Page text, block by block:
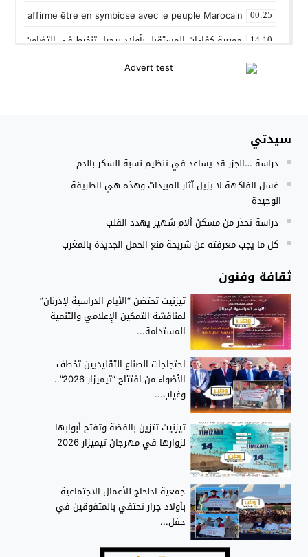
00:25
affirme être en symbiose avec le peuple Marocain
14:10 جمعية كفاءات المستقبل بأولاد برحيل تنخرط في التضامن
12:01 المنتخب المغربي داخل القاعة يتأهل الى نصف نهائي كأس
22:08
15:54 مجلس الحكومة يصادق على مشروع مرسوم مدونة التغطية
سيدتي
دراسة …الجزر قد يساعد في تنظيم نسبة السكر بالدم
غسل الفاكهة لا يزيل آثار المبيدات وهذه هي الطريقة
الوحيدة
دراسة تحذر من مسكن آلام شهير يهدد القلب
كل ما يجب معرفته عن شريحة منع الحمل الجديدة بالمغرب
ثقافة وفنون
تيزنيت تحتضن “الأيام الدراسية لإدرنان”
لمناقشة التمكين الإعلامي والتنمية
المستدامة...
احتجاجات الصناع التقليديين تخطف
الأضواء من افتتاح “تيميزار 2026”..
وغياب...
تيزنيت تتزين بالفضة وتفتح أبوابها
لزوارها في مهرجان تيميزار 2026
جمعية ادلحاج للأعمال الاجتماعية
بأولاد جرار تحتفي بالمتفوقين في
حفل...